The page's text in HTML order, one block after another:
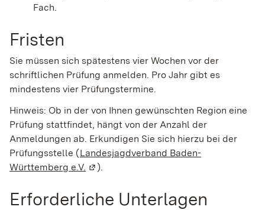
Fach.
Fristen
Sie müssen sich spätestens vier Wochen vor der
schriftlichen Prüfung anmelden. Pro Jahr gibt es
mindestens vier Prüfungstermine.
Hinweis: Ob in der von Ihnen gewünschten Region eine
Prüfung stattfindet, hängt von der Anzahl der
Anmeldungen ab. Erkundigen Sie sich hierzu bei der
Prüfungsstelle (Landesjagdverband Baden-
Württemberg e.V. (Wird in einem neuen Fenster geöffnet)
).
Erforderliche Unterlagen